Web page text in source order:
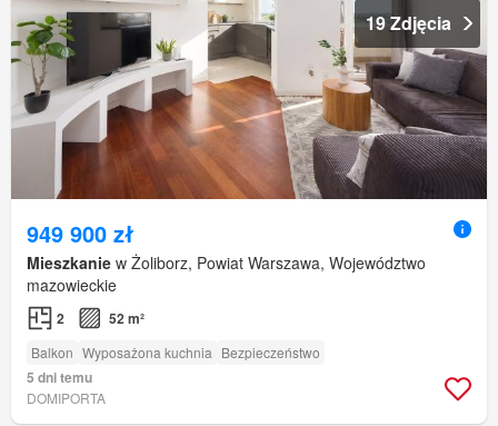
19 Zdjęcia
949 900 zł
Mieszkanie w Żoliborz, Powiat Warszawa, Województwo
mazowieckie
2 52 m²
Balkon Wyposażona kuchnia Bezpieczeństwo
5 dni temu
DOMIPORTA